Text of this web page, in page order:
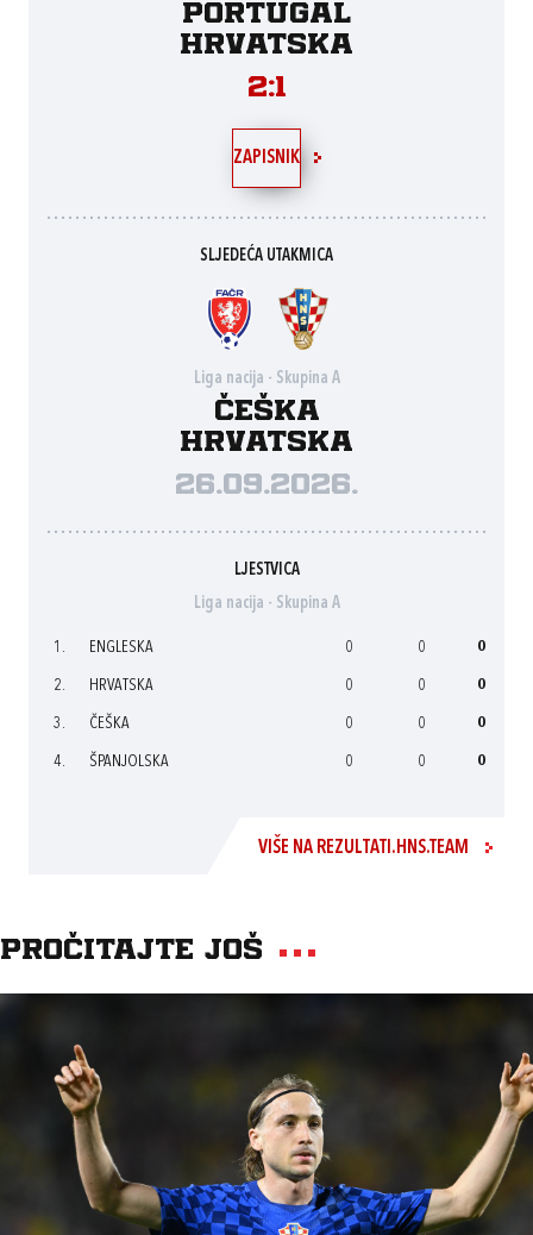
Portugal
Hrvatska
2:1
ZAPISNIK
SLJEDEĆA UTAKMICA
Liga nacija - Skupina A
Češka
Hrvatska
26.09.2026.
LJESTVICA
Liga nacija - Skupina A
1. ENGLESKA 0 0 0
2. HRVATSKA 0 0 0
3. ČEŠKA 0 0 0
4. ŠPANJOLSKA 0 0 0
VIŠE NA REZULTATI.HNS.TEAM
Pročitajte još